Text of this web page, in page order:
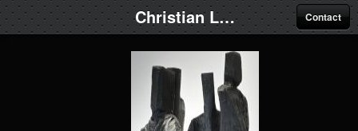
Christian Lapie Contact